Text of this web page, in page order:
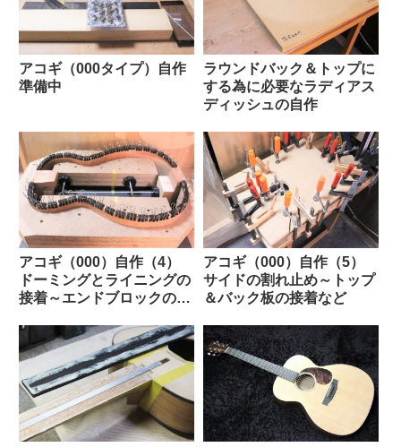
アコギ（000タイプ）自作
準備中
ラウンドバック＆トップに
する為に必要なラディアス
ディッシュの自作
アコギ（000）自作（4）
ドーミングとライニングの
接着～エンドブロックの装
アコギ（000）自作（5）
サイドの割れ止め～トップ
＆バック板の接着など